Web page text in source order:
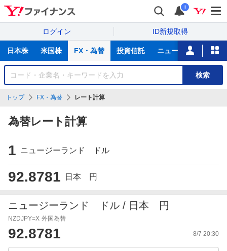
i
ログイン ID新規取得
サ
日本株 米国株 FX・為替 投資信託 ニュース 証券会
銘
検
索
検索
トップ FX・為替 レート計算
為替レート計算
外
国
替
ト
1 ニュージーランド ドル
92.8781 日本 円
ニュージーランド ドル / 日本 円
NZDJPY=X 外国為替
92.8781 8/7 20:30